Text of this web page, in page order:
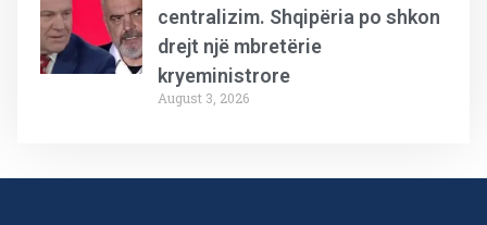
centralizim. Shqipëria po shkon
drejt një mbretërie
kryeministrore
August 3, 2026